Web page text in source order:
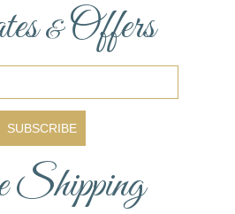
&Offers
SUBSCRIBE